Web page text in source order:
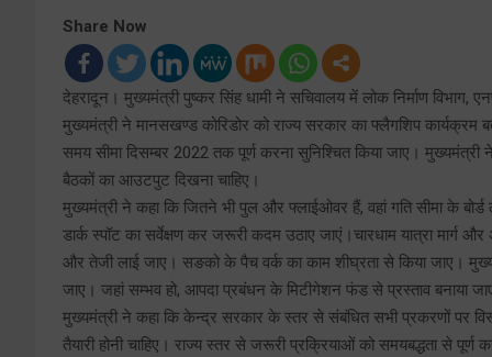
Share Now
देहरादून। मुख्यमंत्री पुष्कर सिंह धामी ने सचिवालय में लोक निर्माण विभाग,
मुख्यमंत्री ने मानसखण्ड कोरिडोर को राज्य सरकार का फ्लैगशिप
समय सीमा दिसम्बर 2022 तक पूर्ण करना सुनिश्चित किया जाए।
बैठकों का आउटपुट दिखना चाहिए।
मुख्यमंत्री ने कहा कि जितने भी पुल और फ्लाईओवर हैं, वहां गति सीमा के
डार्क स्पॉट का सर्वेक्षण कर जरूरी कदम उठाए जाएं।चारधाम यात्रा मार्ग
और तेजी लाई जाए। सङको के पैच वर्क का काम शीघ्रता से किया जाए।
जाए। जहां सम्भव हो, आपदा प्रबंधन के मिटीगेशन फंड से प्रस्ताव बनाया
मुख्यमंत्री ने कहा कि केन्द्र सरकार के स्तर से संबंधित सभी प्रकरणों पर
तैयारी होनी चाहिए। राज्य स्तर से जरूरी प्रक्रियाओं को समयबद्धता से पूर्ण